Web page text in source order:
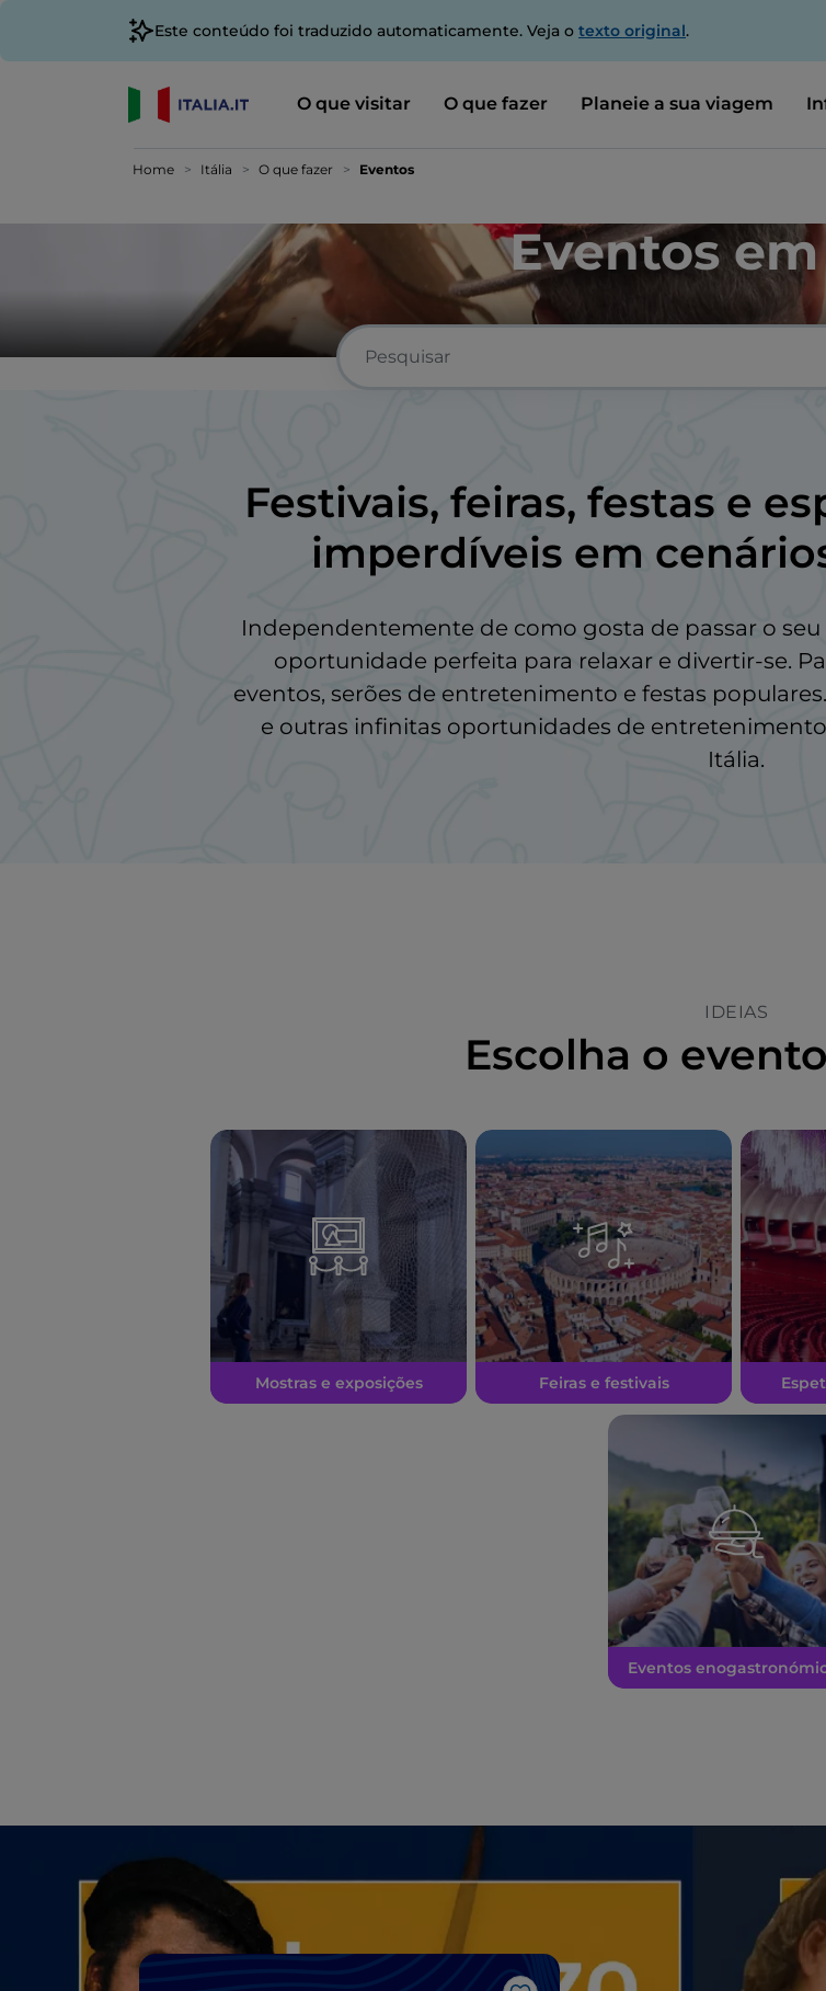
Este conteúdo foi traduzido automaticamente. Veja o texto original.
O que visitar O que fazer Planeie a sua viagem
Home Itália O que fazer Eventos
Eventos
Festivais, feiras, festas e
imperdíveis em
Independentemente de como gosta de passar o seu
oportunidade perfeita para relaxar e divertir-se.
eventos, serões de entretenimento e festas
e outras infinitas oportunidades de
Itália.
IDEIAS
Escolha o
Mostras e exposições Feiras e festivais
Eventos